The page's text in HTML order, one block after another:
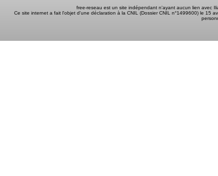
free-reseau est un site indépendant n'ayant aucun lien avec
Ce site internet a fait l'objet d'une déclaration à la CNIL (Dossier CNIL n°1499600) le 15